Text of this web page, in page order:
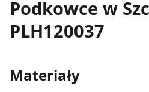
Podkowce w
PLH120037
Materiały